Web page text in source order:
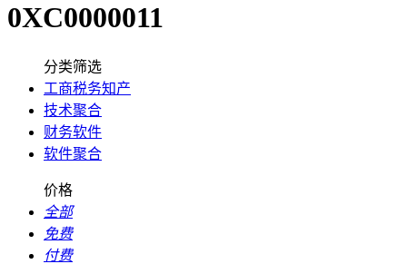
0XC0000011
分类筛选
工商税务知产
技术聚合
财务软件
软件聚合
价格
全部
免费
付费